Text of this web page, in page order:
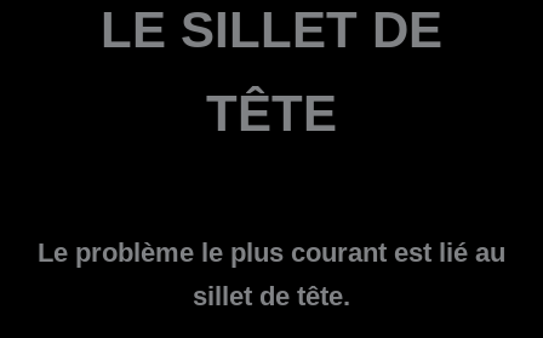
LE SILLET DE
TÊTE
Le problème le plus courant est lié au
sillet de tête.